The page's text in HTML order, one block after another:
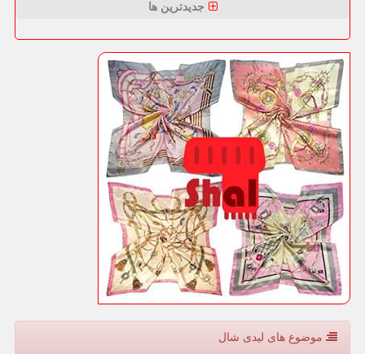
جدیدترین ها
موضوع های لیدی شال